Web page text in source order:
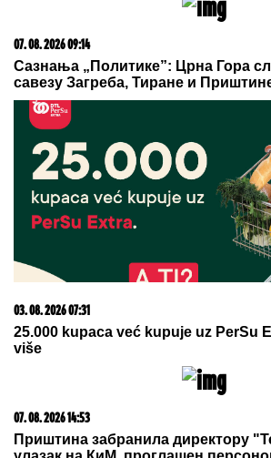
Marija (3) se igrala u dvorištu i samo
42 godine otac je pronašao, zanemeo
06. 08. 2026 07:08
Evo u kojim banjama važi vaučer od